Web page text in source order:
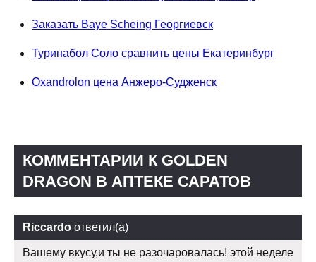
Заказать Baye Scheing Георгиевск
Туринабол Соло сравнить цены Екатеринбург
Oxandrolon цена Анжеро-Судженск
КОММЕНТАРИИ К GOLDEN
DRAGON В АПТЕКЕ САРАТОВ
Riccardo ответил(а)
Вашему вкусу,и ты не разочаровалась! этой неделе